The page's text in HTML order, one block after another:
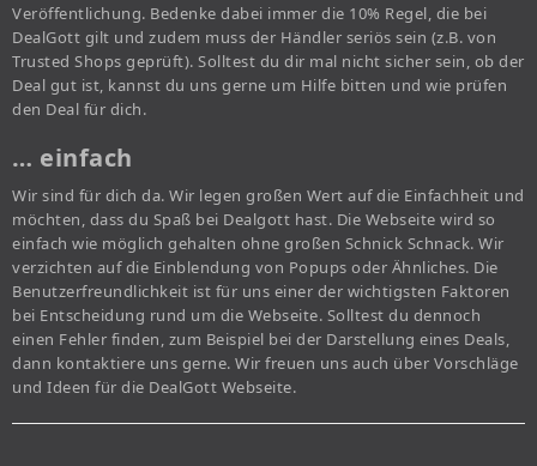
Veröffentlichung. Bedenke dabei immer die 10% Regel, die bei
DealGott gilt und zudem muss der Händler seriös sein (z.B. von
Trusted Shops geprüft). Solltest du dir mal nicht sicher sein, ob der
Deal gut ist, kannst du uns gerne um Hilfe bitten und wie prüfen
den Deal für dich.
… einfach
Wir sind für dich da. Wir legen großen Wert auf die Einfachheit und
möchten, dass du Spaß bei Dealgott hast. Die Webseite wird so
einfach wie möglich gehalten ohne großen Schnick Schnack. Wir
verzichten auf die Einblendung von Popups oder Ähnliches. Die
Benutzerfreundlichkeit ist für uns einer der wichtigsten Faktoren
bei Entscheidung rund um die Webseite. Solltest du dennoch
einen Fehler finden, zum Beispiel bei der Darstellung eines Deals,
dann kontaktiere uns gerne. Wir freuen uns auch über Vorschläge
und Ideen für die DealGott Webseite.